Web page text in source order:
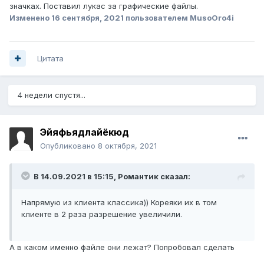
значках. Поставил лукас за графические файлы.
Изменено 16 сентября, 2021 пользователем MusoOro4i
Цитата
4 недели спустя...
Эйяфьядлайёкюд
Опубликовано 8 октября, 2021
В 14.09.2021 в 15:15, Романтик сказал:
Напрямую из клиента классика)) Кореяки их в том
клиенте в 2 раза разрешение увеличили.
А в каком именно файле они лежат? Попробовал сделать